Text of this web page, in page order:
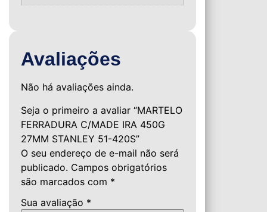
Avaliações
Não há avaliações ainda.
Seja o primeiro a avaliar “MARTELO
FERRADURA C/MADE IRA 450G
27MM STANLEY 51-420S”
O seu endereço de e-mail não será
publicado. Campos obrigatórios
são marcados com *
Sua avaliação *